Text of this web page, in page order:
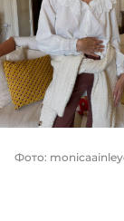
Фото: